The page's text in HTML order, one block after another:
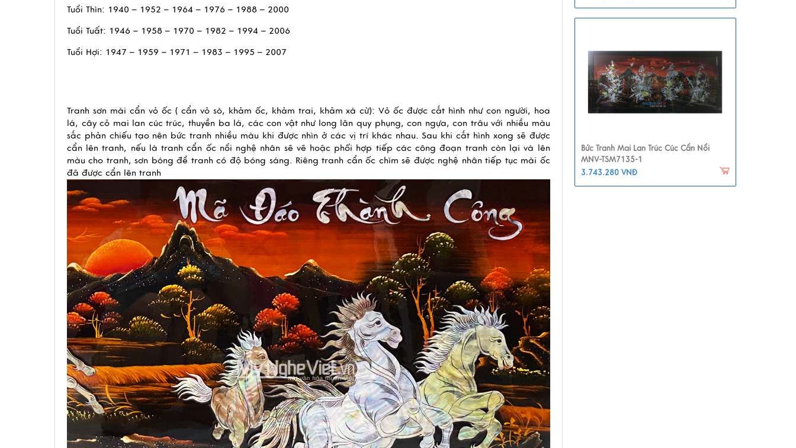
Tuổi Thìn: 1940 – 1952 – 1964 – 1976 – 1988 – 2000
Tuổi Tuất: 1946 – 1958 – 1970 – 1982 – 1994 – 2006
Tuổi Hợi: 1947 – 1959 – 1971 – 1983 – 1995 – 2007
Tranh sơn mài cẩn vỏ ốc ( cẩn vỏ sò, khảm ốc, khảm trai, khảm xà cừ): Vỏ ốc được cắt hình như con người, hoa
lá, cây cỏ mai lan cúc trúc, thuyền ba lá, các con vật như long lân quy phụng, con ngựa, con trâu với nhiều màu
sắc phản chiếu tạo nên bức tranh nhiều màu khi được nhìn ở các vị trí khác nhau. Sau khi cắt hình xong sẽ được
cẩn lên tranh, nếu là tranh cẩn ốc nổi nghệ nhân sẽ vẽ hoặc phối hợp tiếp các công đoạn tranh còn lại và lên
màu cho tranh, sơn bóng để tranh có độ bóng sáng. Riêng tranh cẩn ốc chìm sẽ được nghệ nhân tiếp tục mài ốc
đã được cẩn lên tranh
Bức Tranh Mai Lan Trúc Cúc Cẩn Nổi
MNV-TSM7135-1
3.743.280 VNĐ